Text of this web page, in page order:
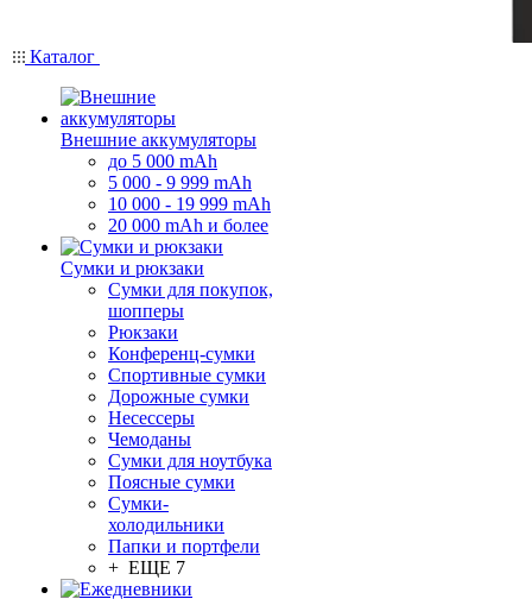
Каталог
Внешние аккумуляторы
до 5 000 mAh
5 000 - 9 999 mAh
10 000 - 19 999 mAh
20 000 mAh и более
Сумки и рюкзаки
Сумки для покупок,
шопперы
Рюкзаки
Конференц-сумки
Спортивные сумки
Дорожные сумки
Несессеры
Чемоданы
Сумки для ноутбука
Поясные сумки
Сумки-
холодильники
Папки и портфели
+ ЕЩЕ 7